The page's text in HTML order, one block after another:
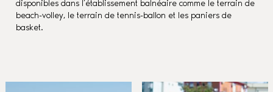
disponibles dans l’établissement balnéaire comme le terrain de
beach-volley, le terrain de tennis-ballon et les paniers de
basket.